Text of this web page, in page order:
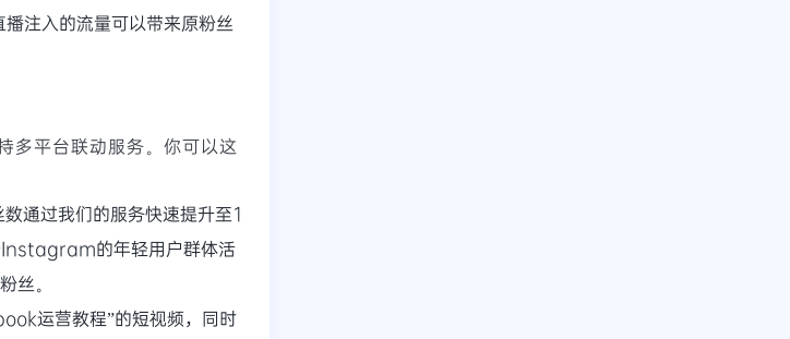
注入的流量可以带来原粉丝
多平台联动服务。你可以这
通过我们的服务快速提升至1
的年轻用户群体活
丝。
运营教程”的短视频，同时